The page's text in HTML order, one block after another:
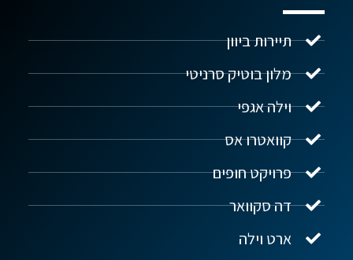
תיירות ביוון
מלון בוטיק סרניטי
וילה אגפי
קוואטרו אס
פרויקט חופים
דה סקוואר
ארט וילה
נדל"ן ביוון G.R.E
שלום! איך אפשר לעזור?